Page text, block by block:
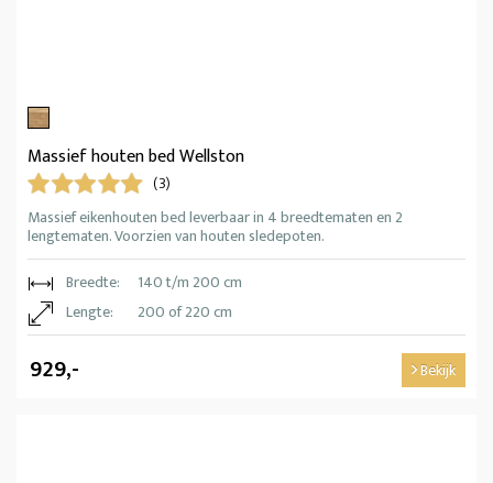
Massief houten bed Wellston
(3)
Massief eikenhouten bed leverbaar in 4 breedtematen en 2
lengtematen. Voorzien van houten sledepoten.
Breedte:
140 t/m 200 cm
Lengte:
200 of 220 cm
929,- Bekijk